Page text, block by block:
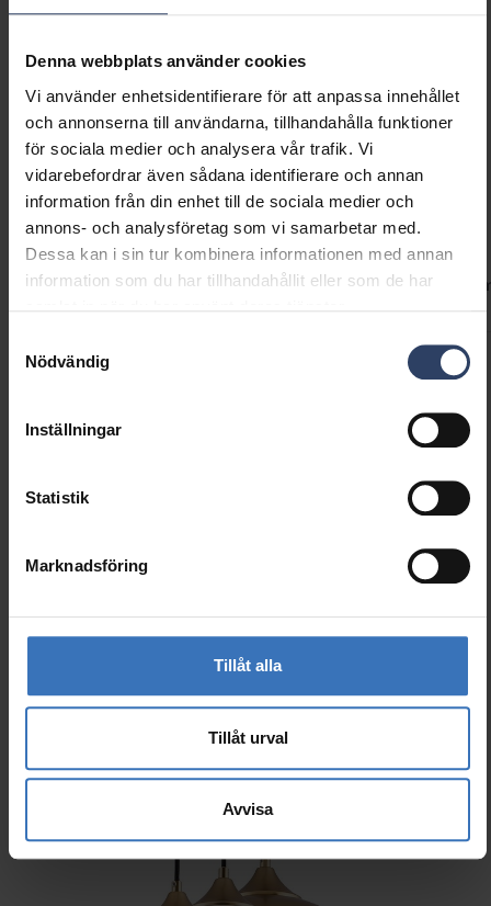
Denna webbplats använder cookies
Vi använder enhetsidentifierare för att anpassa innehållet
och annonserna till användarna, tillhandahålla funktioner
för sociala medier och analysera vår trafik. Vi
vidarebefordrar även sådana identifierare och annan
information från din enhet till de sociala medier och
annons- och analysföretag som vi samarbetar med.
Dessa kan i sin tur kombinera informationen med annan
information som du har tillhandahållit eller som de har
Nödvändig
Inställningar
Statistik
Marknadsföring
Tillåt alla
Tillåt urval
Avvisa
metall fullbordar armaturens utseende.
Armaturen kan enkelt monteras själv.
Kod
9610714
Teknisk information
Koder Produktversioner Nedladdningar Teknisk
Kod
Liknande produkter